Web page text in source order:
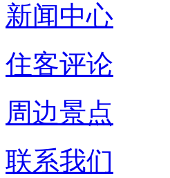
新闻中心
住客评论
周边景点
联系我们